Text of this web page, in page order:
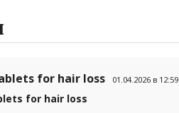
for hair loss 01.04.2026 в 12:59
for hair loss